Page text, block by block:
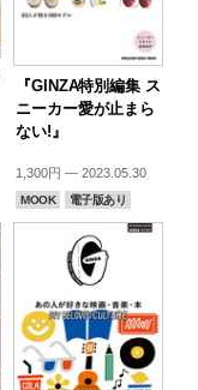
『GINZA特別編集 ス
ニーカー愛が止まら
ない!』
1,300円 — 2023.05.30
MOOK 電子版あり